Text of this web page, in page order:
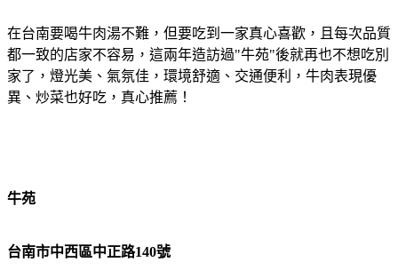
在台南要喝牛肉湯不難，但要吃到一家真心喜歡，且每次品質
都一致的店家不容易，這兩年造訪過"牛苑"後就再也不想吃別
家了，燈光美、氣氛佳，環境舒適、交通便利，牛肉表現優
異、炒菜也好吃，真心推薦！
牛苑
台南市中西區中正路140號